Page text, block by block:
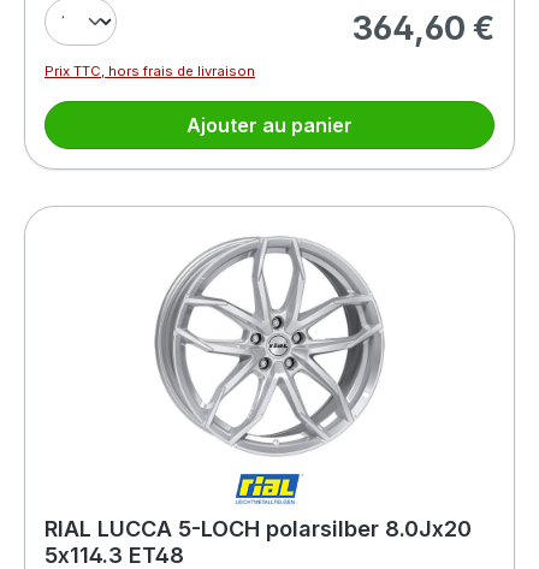
Prix régulier :
364,60 €
Prix TTC, hors frais de livraison
Ajouter au panier
RIAL LUCCA 5-LOCH polarsilber 8.0Jx20
5x114.3 ET48